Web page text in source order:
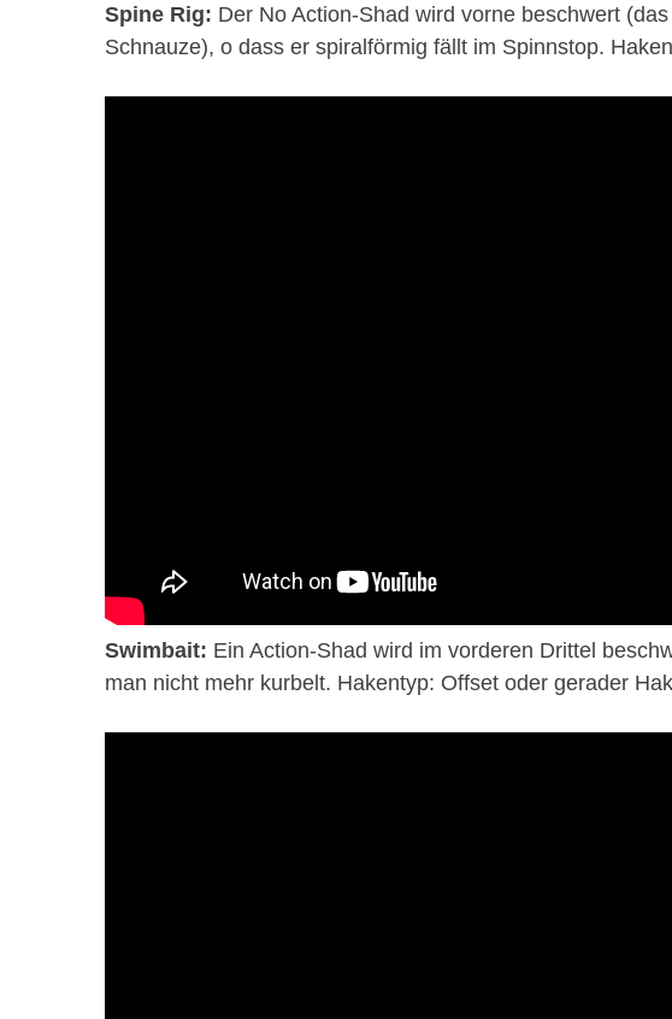
Spine Rig: Der No Action-Shad wird vorne beschwert
Schnauze), o dass er spiralförmig fällt im Spinnstop.
Swimbait: Ein Action-Shad wird im vorderen Drittel
man nicht mehr kurbelt. Hakentyp: Offset oder gerader